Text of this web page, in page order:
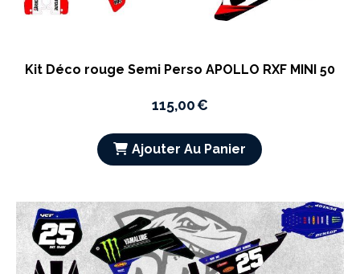
Kit Déco rouge Semi Perso APOLLO RXF MINI 50
115,00€
Ajouter Au Panier